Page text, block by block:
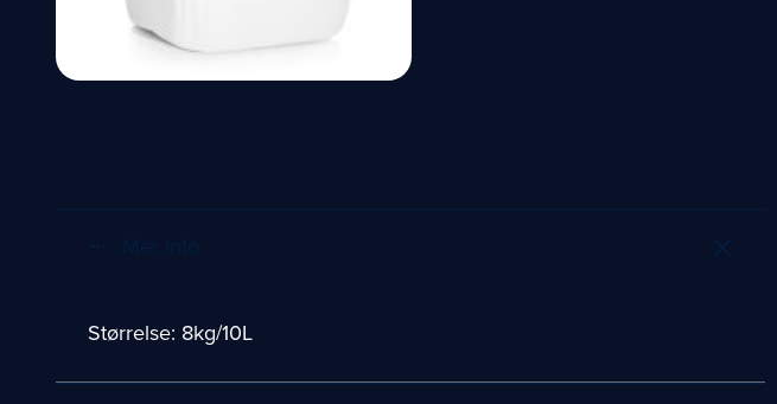
more_horiz Mer info
Størrelse: 8kg/10L